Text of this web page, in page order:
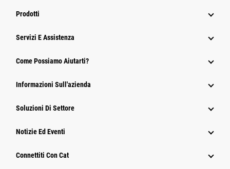
Prodotti
Servizi E Assistenza
Come Possiamo Aiutarti?
Informazioni Sull'azienda
Soluzioni Di Settore
Notizie Ed Eventi
Connettiti Con Cat